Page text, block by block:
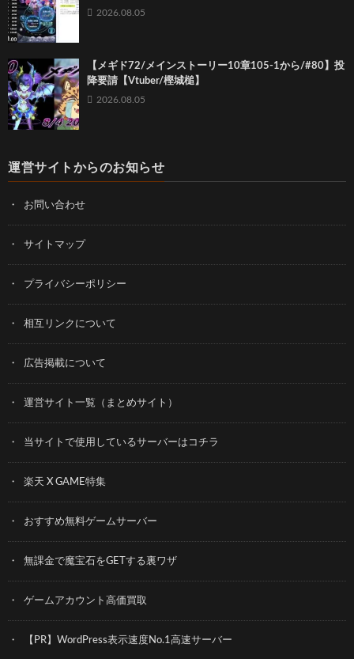
2026.08.05
【メギド72/メインストーリー10章105-1から/#80】投
降要請【Vtuber/樫城槌】
2026.08.05
運営サイトからのお知らせ
お問い合わせ
サイトマップ
プライバシーポリシー
相互リンクについて
広告掲載について
運営サイト一覧（まとめサイト）
当サイトで使用しているサーバーはコチラ
楽天 X GAME特集
おすすめ無料ゲームサーバー
無課金で魔宝石をGETする裏ワザ
ゲームアカウント高価買取
【PR】WordPress表示速度No.1高速サーバー